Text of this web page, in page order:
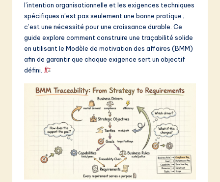
in
A
l’intention organisationnelle et les exigences techniques
spécifiques n’est pas seulement une bonne pratique ;
c’est une nécessité pour une croissance durable. Ce
guide explore comment construire une traçabilité solide
en utilisant le Modèle de motivation des affaires (BMM)
afin de garantir que chaque exigence sert un objectif
défini.